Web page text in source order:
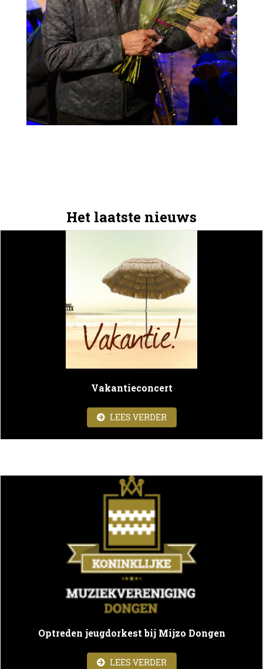
Het laatste nieuws
Vakantieconcert
LEES VERDERABOUT
Optreden jeugdorkest bij Mijzo Dongen
LEES VERDERABOUT OPTREDEN